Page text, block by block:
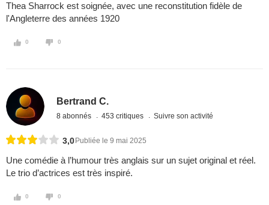
Thea Sharrock est soignée, avec une reconstitution fidèle de
l'Angleterre des années 1920
0 0
Bertrand C.
8 abonnés 453 critiques Suivre son activité
3,0 Publiée le 9 mai 2025
Une comédie à l’humour très anglais sur un sujet original et réel.
Le trio d’actrices est très inspiré.
0 0